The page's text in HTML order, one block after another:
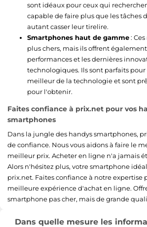
sont idéaux pour ceux qui
capable de faire plus que les tâches
autant casser leur tirelire.
Smartphones haut de gamme:
plus chers, mais ils offrent
performances et les dernières
technologiques. Ils sont parfaits
meilleur de la technologie et sont
pour l'obtenir.
Faites confiance à prix.net pour vos
smartphones
Dans la jungle des handys smartphones,
de confiance. Nous vous aidons à faire le
meilleur prix. Acheter en ligne n'a jamais
Alors n'hésitez plus, votre smartphone
prix.net. Faites confiance à notre expertise
meilleure expérience d'achat en ligne.
smartphone pas cher, mais de grande
Dans quelle mesure les